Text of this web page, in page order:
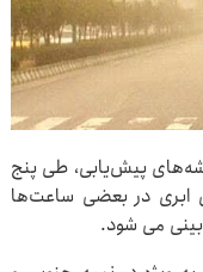
پیش‌یابی، طی پنج
ابری در بعضی ساعت‌ها
بینی می شود.